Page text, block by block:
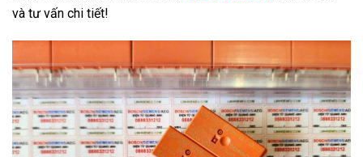
và tư vấn chi tiết!